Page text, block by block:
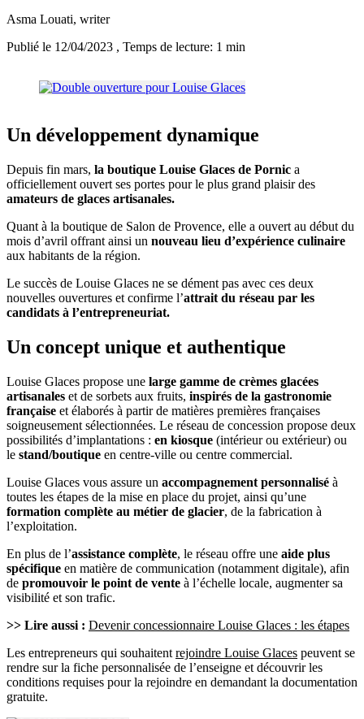
Asma Louati, writer
Publié le 12/04/2023 , Temps de lecture: 1 min
Un développement dynamique
Depuis fin mars, la boutique Louise Glaces de Pornic a
officiellement ouvert ses portes pour le plus grand plaisir des
amateurs de glaces artisanales.
Quant à la boutique de Salon de Provence, elle a ouvert au début du
mois d’avril offrant ainsi un nouveau lieu d’expérience culinaire
aux habitants de la région.
Le succès de Louise Glaces ne se dément pas avec ces deux
nouvelles ouvertures et confirme l’attrait du réseau par les
candidats à l’entrepreneuriat.
Un concept unique et authentique
Louise Glaces propose une large gamme de crèmes glacées
artisanales et de sorbets aux fruits, inspirés de la gastronomie
française et élaborés à partir de matières premières françaises
soigneusement sélectionnées. Le réseau de concession propose deux
possibilités d’implantations : en kiosque (intérieur ou extérieur) ou
le stand/boutique en centre-ville ou centre commercial.
Louise Glaces vous assure un accompagnement personnalisé à
toutes les étapes de la mise en place du projet, ainsi qu’une
formation complète au métier de glacier, de la fabrication à
l’exploitation.
En plus de l’assistance complète, le réseau offre une aide plus
spécifique en matière de communication (notamment digitale), afin
de promouvoir le point de vente à l’échelle locale, augmenter sa
visibilité et son trafic.
>> Lire aussi : Devenir concessionnaire Louise Glaces : les étapes
Les entrepreneurs qui souhaitent rejoindre Louise Glaces peuvent se
rendre sur la fiche personnalisée de l’enseigne et découvrir les
conditions requises pour la rejoindre en demandant la documentation
gratuite.